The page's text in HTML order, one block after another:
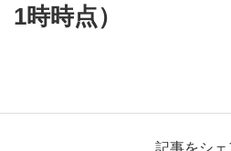
1時時点）
記事をシェ